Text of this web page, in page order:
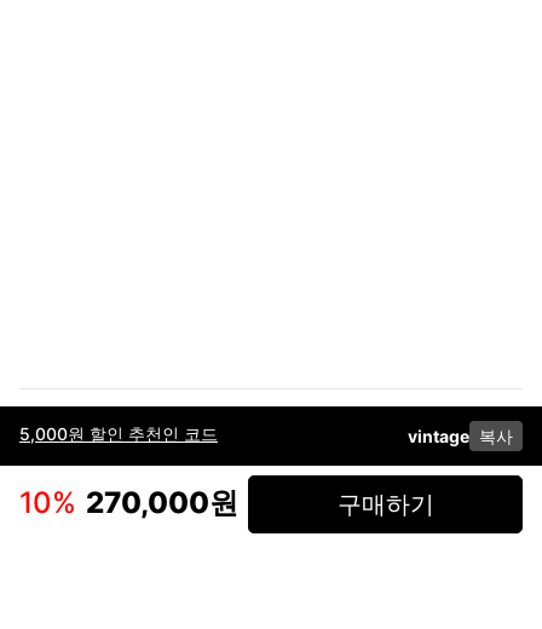
5,000원 할인 추천인 코드 vintage 복사
10% 270,000원 구매하기
이용약관고객센터판매개인정보 처리방침사업자 정보다운로드
인스타그램
페이스북